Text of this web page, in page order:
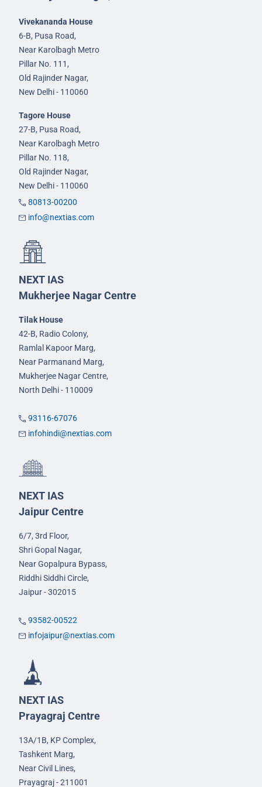
Vivekananda House
6-B, Pusa Road,
Near Karolbagh Metro
Pillar No. 111,
Old Rajinder Nagar,
New Delhi - 110060
Tagore House
27-B, Pusa Road,
Near Karolbagh Metro
Pillar No. 118,
Old Rajinder Nagar,
New Delhi - 110060
80813-00200
info@nextias.com
NEXT IAS
Mukherjee Nagar Centre
Tilak House
42-B, Radio Colony,
Ramlal Kapoor Marg,
Near Parmanand Marg,
Mukherjee Nagar Centre,
North Delhi - 110009
93116-67076
infohindi@nextias.com
NEXT IAS
Jaipur Centre
6/7, 3rd Floor,
Shri Gopal Nagar,
Near Gopalpura Bypass,
Riddhi Siddhi Circle,
Jaipur - 302015
93582-00522
infojaipur@nextias.com
NEXT IAS
Prayagraj Centre
13A/1B, KP Complex,
Tashkent Marg,
Near Civil Lines,
Prayagraj - 211001